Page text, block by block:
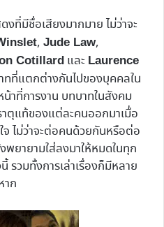
ที่มีชื่อเสียงมากมาย ไม่ว่าจะ
, Jude Law,
Cotillard และ Laurence
ที่แตกต่างกันไปของบุคคลใน
าที่การงาน บทบาทในสังคม
ตุแท้ของแต่ละคนออกมาเมื่อ
ไม่ว่าจะต่อคนด้วยกันหรือต่อ
พยายามใส่ลงมาให้หมดในทุก
รวมทั้งการเล่าเรื่องก็มีหลาย
าก